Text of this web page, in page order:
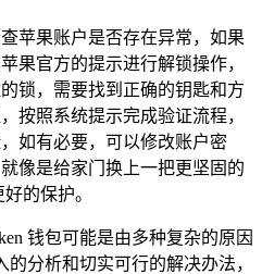
苹果账户是否存在异常，如果
果官方的提示进行解锁操作，
锁，需要找到正确的钥匙和方
按照系统提示完成验证流程，
如有必要，可以修改账户密
像是给家门换上一把更坚固的
的保护。
钱包可能是由多种复杂的原因
分析和切实可行的解决办法，